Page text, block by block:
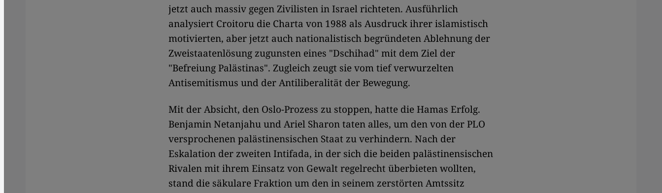
jetzt auch massiv gegen Zivilisten in Israel richteten. Ausführlich
analysiert Croitoru die Charta von 1988 als Ausdruck ihrer islamistisch
motivierten, aber jetzt auch nationalistisch begründeten Ablehnung der
Zweistaatenlösung zugunsten eines "Dschihad" mit dem Ziel der
"Befreiung Palästinas". Zugleich zeugt sie vom tief verwurzelten
Antisemitismus und der Antiliberalität der Bewegung.
Mit der Absicht, den Oslo-Prozess zu stoppen, hatte die Hamas Erfolg.
Benjamin Netanjahu und Ariel Sharon taten alles, um den von der PLO
versprochenen palästinensischen Staat zu verhindern. Nach der
Eskalation der zweiten Intifada, in der sich die beiden palästinensischen
Rivalen mit ihrem Einsatz von Gewalt regelrecht überbieten wollten,
stand die säkulare Fraktion um den in seinem zerstörten Amtssitz